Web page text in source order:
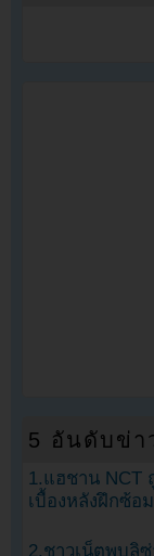
5 อันดับข่า
1.แฮชาน NCT
เบื้องหลังฝึกซ้อม
2.ชาวเน็ตพบลิ